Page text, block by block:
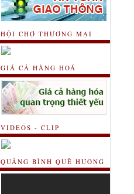
HỘI CHỢ THƯƠNG MẠI
GIÁ CẢ HÀNG HOÁ
VIDEOS - CLIP
QUẢNG BÌNH QUÊ HƯƠNG